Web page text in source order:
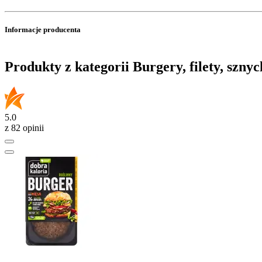
Informacje producenta
Produkty z kategorii Burgery, filety,
5.0
z 82 opinii